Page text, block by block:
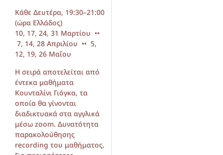
Κάθε Δευτέρα, 19:30–21:00
(ώρα Ελλάδος)
10, 17, 24, 31 Μαρτίου ••
7, 14, 28 Απριλίου •• 5,
12, 19, 26 Μαΐου
Η σειρά αποτελείται από
έντεκα μαθήματα
Κουνταλίνι Γιόγκα, τα
οποία θα γίνονται
διαδικτυακά στα αγγλικά
μέσω zoom. Δυνατότητα
παρακολούθησης
recording του μαθήματος.